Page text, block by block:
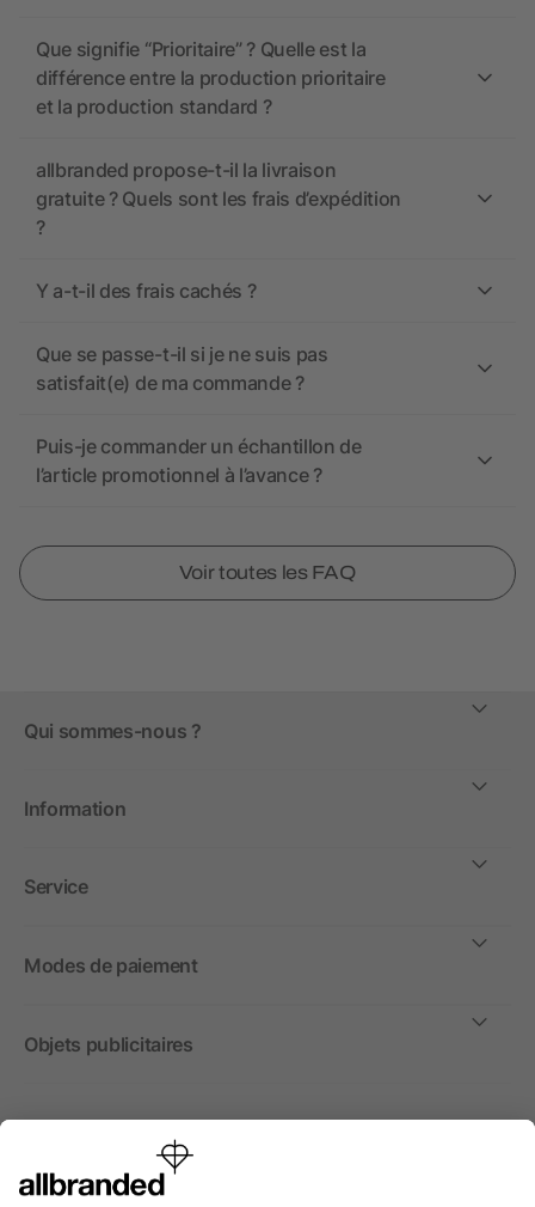
Que signifie “Prioritaire” ? Quelle est la
différence entre la production prioritaire
et la production standard ?
allbranded propose-t-il la livraison
gratuite ? Quels sont les frais d’expédition
?
Y a-t-il des frais cachés ?
Que se passe-t-il si je ne suis pas
satisfait(e) de ma commande ?
Puis-je commander un échantillon de
l’article promotionnel à l’avance ?
Voir toutes les FAQ
Qui sommes-nous ?
Information
Service
Modes de paiement
Objets publicitaires
International